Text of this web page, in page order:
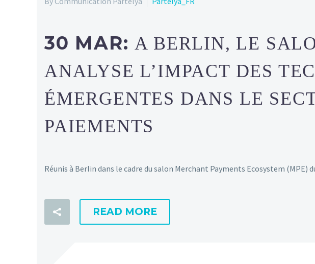
30 MAR:A BERLIN, LE
ANALYSE L’IMPACT DES
ÉMERGENTES DANS LE
PAIEMENTS
Réunis à Berlin dans le cadre du salon Merchant Payments Ecosystem (MPE)
READ MORE